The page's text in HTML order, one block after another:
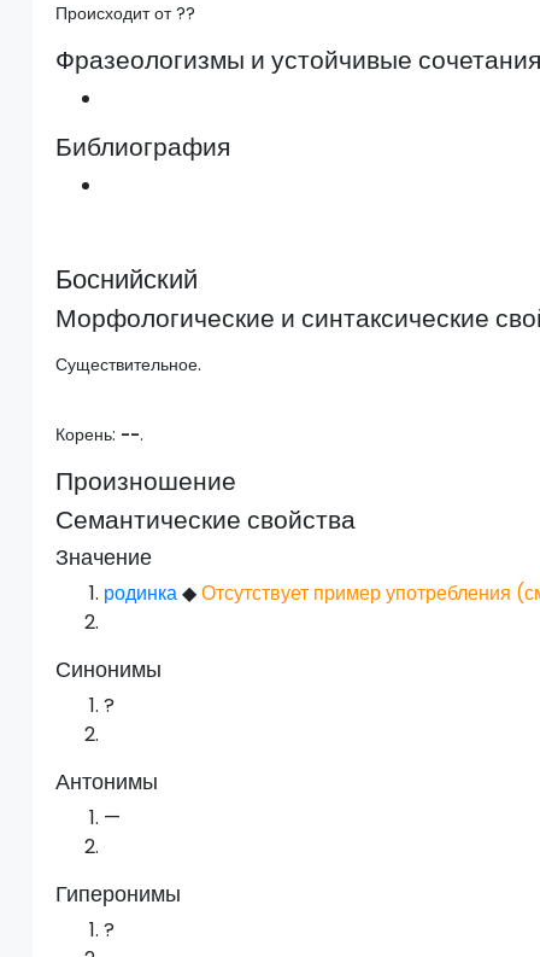
Происходит от ??
Фразеологизмы и устойчивые
Библиография
Боснийский
Морфологические и синтаксические
Существительное.
Корень: --.
Произношение
Семантические свойства
Значение
родинка◆Отсутствует пример употребления
Синонимы
?
Антонимы
—
Гиперонимы
?